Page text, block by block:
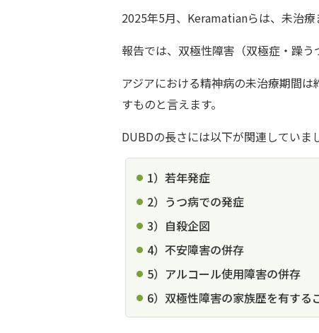
2025年5月、Keramatianらは、未治
報告では、双極性障害（双極症・躁う
アジアにおける精神病の未治療期間
すものと言えます。
DUBDの長さには以下が関連していま
1）若年発症
2）うつ病での発症
3）自殺企図
4）不安障害の併存
5）アルコール使用障害の併存
6）双極性障害の家族歴を有する